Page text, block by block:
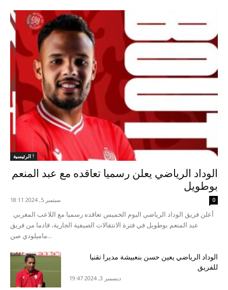
الرئيسية !
الوداد الرياضي يعلن رسميا تعاقده مع عبد المنعم
بوطويل
سبتمبر 5, 2024 18:11 0
عبد المنعم بوطويل في فترة الانتقالات الصيفية الجارية، قادما من فريق
ماميلودي صن...
الوداد الرياضي يعين حسن بنعبيشة مديرا تقنيا
للفريق
ديسمبر 3, 2024 19:47